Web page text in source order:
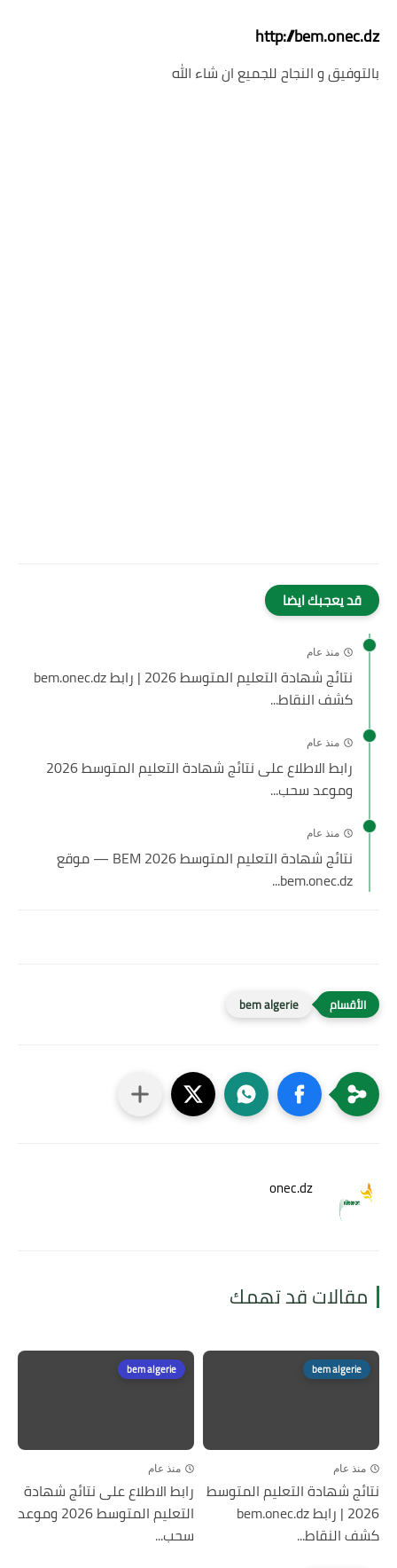
http://bem.onec.dz
بالتوفيق و النجاح للجميع ان شاء الله
قد يعجبك ايضا
منذ عام
نتائج شهادة التعليم المتوسط 2026 | رابط bem.onec.dz
كشف النقاط...
منذ عام
رابط الاطلاع على نتائج شهادة التعليم المتوسط 2026
وموعد سحب...
منذ عام
نتائج شهادة التعليم المتوسط 2026 BEM — موقع
bem.onec.dz...
bem algerie
onec.dz
مقالات قد تهمك
bem algerie
منذ عام
نتائج شهادة التعليم المتوسط
2026 | رابط bem.onec.dz
كشف النقاط...
bem algerie
منذ عام
رابط الاطلاع على نتائج شهادة
التعليم المتوسط 2026 وموعد
سحب...